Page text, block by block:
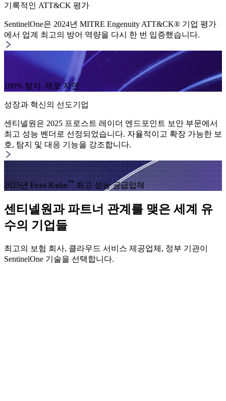
기록적인 ATT&CK 평가
SentinelOne은 2024년 MITRE Engenuity ATT&CK® 기업 평가
에서 업계 최고의 방어 역량을 다시 한 번 입증했습니다.
100% 탐지. 제로 지연
성장과 혁신의 선도기업
센티넬원은 2025 프로스트 레이더 엔드포인트 보안 부문에서
최고 성능 벤더로 선정되었습니다. 자율적이고 확장 가능한 보
호, 탐지 및 대응 기능을 강조합니다.
2025년 Frost Radar™ 최고 성능 공급업체
센티넬원과 파트너 관계를 맺은 세계 유
수의 기업들
최고의 보험 회사, 클라우드 서비스 제공업체, 정부 기관이
SentinelOne 기술을 선택합니다.